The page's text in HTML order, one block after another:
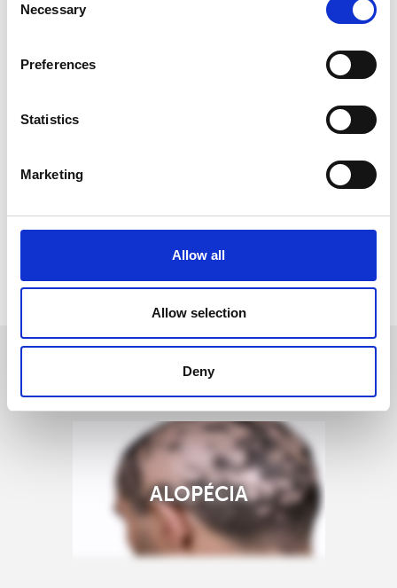
Selection
Necessary
Preferences
Statistics
Marketing
Allow all
Allow selection
Deny
Tratamento Ansiedade Medicina Chinesa
Medicina Chinesa - Tratamento Crises Panico
Voltar
CASOS CLÍNICOS
ALOPÉCIA